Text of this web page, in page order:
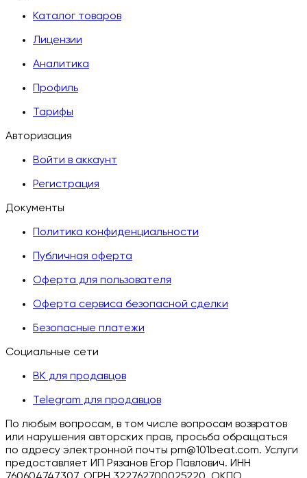
Каталог товаров
Лицензии
Аналитика
Профиль
Тарифы
Авторизация
Войти в аккаунт
Регистрация
Документы
Политика конфиденциальности
Публичная оферта
Оферта для пользователя
Оферта сервиса безопасной сделки
Безопасные платежи
Социальные сети
ВК для продавцов
Telegram для продавцов
По любым вопросам, в том числе вопросам возвратов
или нарушения авторских прав, просьба обращаться
по адресу электронной почты pm@101beat.com. Услуги
предоставляет ИП Рязанов Егор Павлович. ИНН